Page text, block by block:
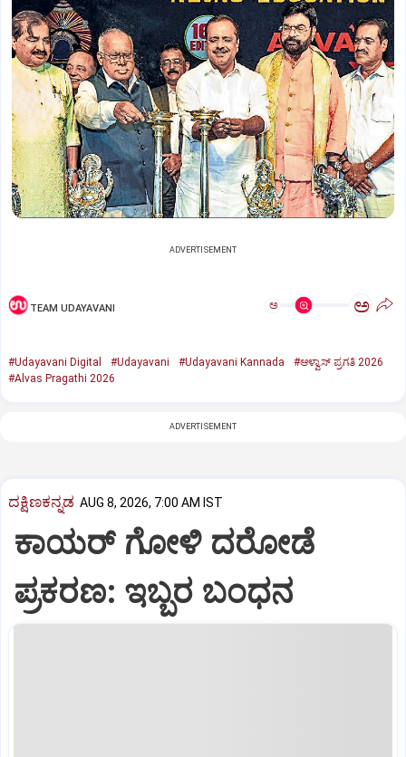
ADVERTISEMENT
TEAM UDAYAVANI ಅ ಅ
#Udayavani Digital #Udayavani #Udayavani Kannada
#ಆಳ್ವಾಸ್‌ ಪ್ರಗತಿ 2026
#Alvas Pragathi 2026
ADVERTISEMENT
ದಕ್ಷಿಣಕನ್ನಡ AUG 8, 2026, 7:00 AM IST
ಕಾಯರ್ ಗೋಳಿ ದರೋಡೆ
ಪ್ರಕರಣ: ಇಬ್ಬರ ಬಂಧನ